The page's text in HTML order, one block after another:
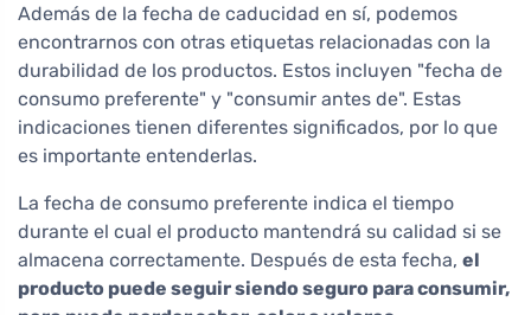
Además de la fecha de caducidad en sí, podemos
encontrarnos con otras etiquetas relacionadas con la
durabilidad de los productos. Estos incluyen "fecha de
consumo preferente" y "consumir antes de". Estas
indicaciones tienen diferentes significados, por lo que
es importante entenderlas.
La fecha de consumo preferente indica el tiempo
durante el cual el producto mantendrá su calidad si se
almacena correctamente. Después de esta fecha, el
producto puede seguir siendo seguro para consumir,